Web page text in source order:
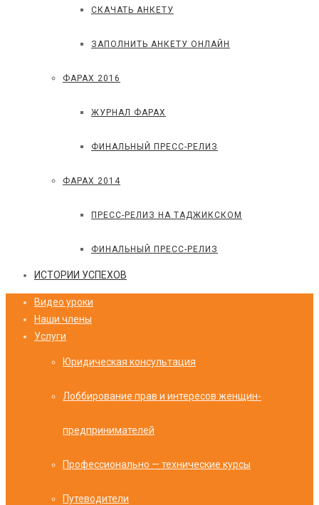
СКАЧАТЬ АНКЕТУ
ЗАПОЛНИТЬ АНКЕТУ ОНЛАЙН
ФАРАХ 2016
ЖУРНАЛ ФАРАХ
ФИНАЛЬНЫЙ ПРЕСС-РЕЛИЗ
ФАРАХ 2014
ПРЕСС-РЕЛИЗ НА ТАДЖИКСКОМ
ФИНАЛЬНЫЙ ПРЕСС-РЕЛИЗ
ИСТОРИИ УСПЕХОВ
Видео уроки
Наши члены
Услуги
Юридическая консультация
Лоббирование прав и интересов женщин-
предпринимателей
Профессионально — технические курсы
Путеводители